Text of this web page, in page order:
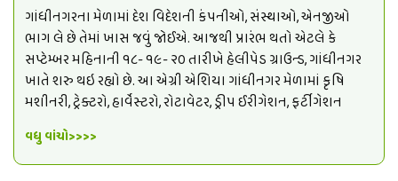
ગાંધીનગરના મેળામાં દેશ વિદેશની કંપનીઓ, સંસ્થાઓ, એનજીઓ
ભાગ લે છે તેમાં ખાસ જવું જોઈએ. આજથી પ્રારંભ થતો એટલે કે
સપ્ટેમ્બર મહિનાની ૧૮- ૧૯- ૨૦ તારીખે હેલીપેડ ગ્રાઉન્ડ, ગાંધીનગર
ખાતે શરુ થઇ રહ્યો છે. આ એગ્રી એશિયા ગાંધીનગર મેળામાં કૃષિ
મશીનરી, ટ્રેક્ટરો, હાર્વેસ્ટરો, રોટાવેટર, ડ્રીપ ઈરીગેશન, ફર્ટીગેશન
વધુ વાંચો>>>>